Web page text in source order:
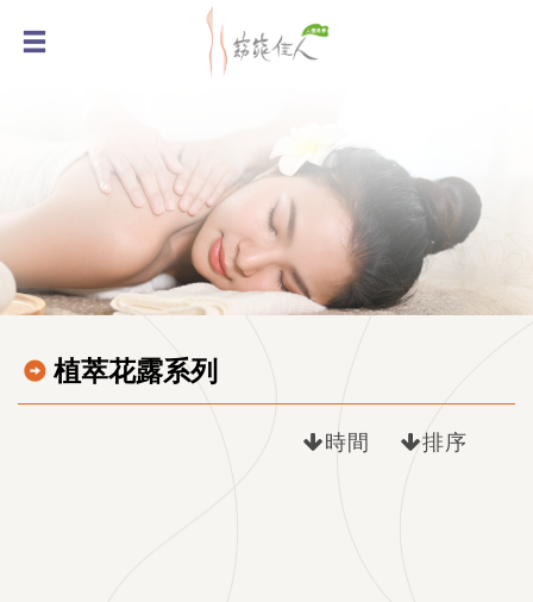
植萃花露系列
時間 排序